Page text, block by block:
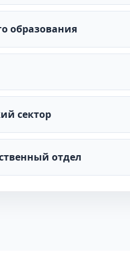
образования
сектор
отдел